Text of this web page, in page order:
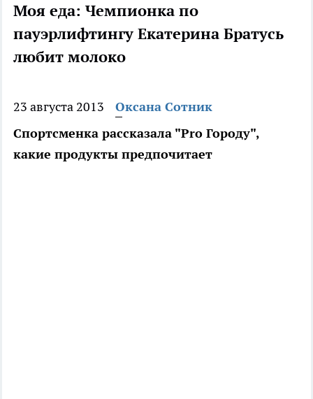
Моя еда: Чемпионка по
пауэрлифтингу Екатерина Братусь
любит молоко
23 августа 2013
Оксана Сотник
Спортсменка рассказала "Pro Городу",
какие продукты предпочитает